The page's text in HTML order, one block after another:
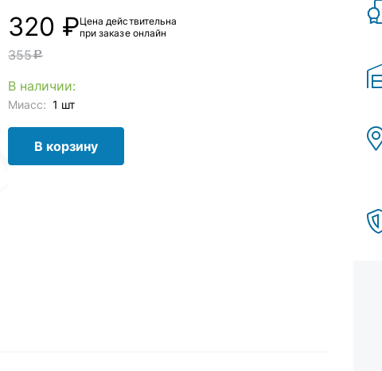
320 ₽Цена действительна
при заказе онлайн
355c
В наличии:
Миасс: 1 шт
В корзину